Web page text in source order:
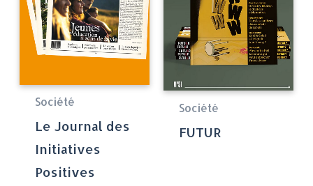
Société
Le Journal des
Initiatives
Positives
Société
FUTUR